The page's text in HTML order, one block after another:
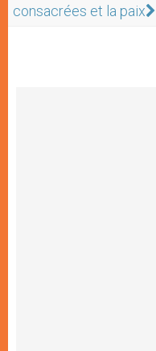
consacrées et la paix